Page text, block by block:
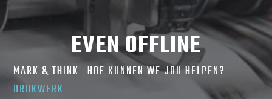
EVEN OFFLINE
MARK & THINK HOE KUNNEN WE JOU HELPEN?
DRUKWERK